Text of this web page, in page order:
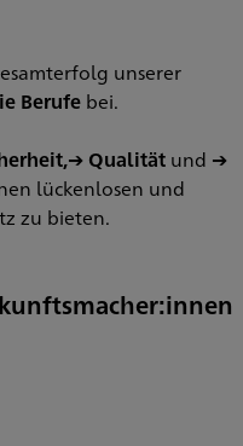
unserer
Berufe bei.
➔ Qualität und ➔
lückenlosen und
zu bieten.